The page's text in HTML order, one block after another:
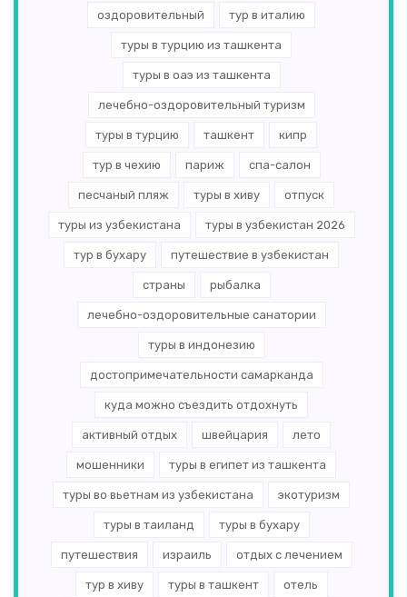
(1)
Армения(1)
Марокко(1)
Латвия
оздоровительный тур в италию
туры в турцию из ташкента
туры в оаэ из ташкента
лечебно-оздоровительный туризм
туры в турцию ташкент кипр
тур в чехию париж спа-салон
песчаный пляж туры в хиву отпуск
туры из узбекистана туры в узбекистан 2026
тур в бухару путешествие в узбекистан
страны рыбалка
лечебно-оздоровительные санатории
туры в индонезию
достопримечательности самарканда
куда можно съездить отдохнуть
активный отдых швейцария лето
мошенники туры в египет из ташкента
туры во вьетнам из узбекистана экотуризм
туры в таиланд туры в бухару
путешествия израиль отдых с лечением
тур в хиву туры в ташкент отель